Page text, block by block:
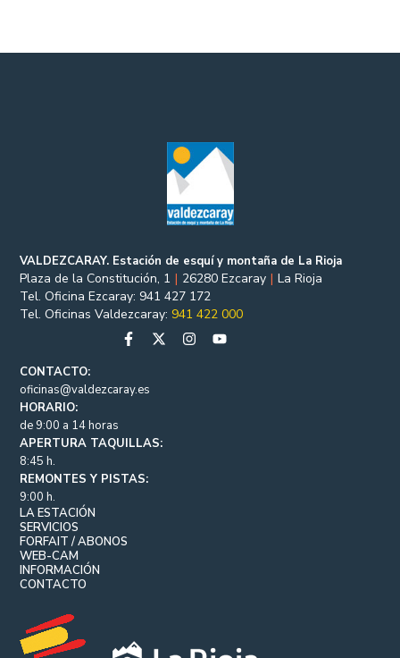
VALDEZCARAY. Estación de esquí y montaña de La Rioja
Plaza de la Constitución, 1 | 26280 Ezcaray | La Rioja
Tel. Oficina Ezcaray: 941 427 172
Tel. Oficinas Valdezcaray: 941 422 000
CONTACTO:
oficinas@valdezcaray.es
HORARIO:
de 9:00 a 14 horas
APERTURA TAQUILLAS:
8:45 h.
REMONTES Y PISTAS:
9:00 h.
LA ESTACIÓN
SERVICIOS
FORFAIT / ABONOS
WEB-CAM
INFORMACIÓN
CONTACTO